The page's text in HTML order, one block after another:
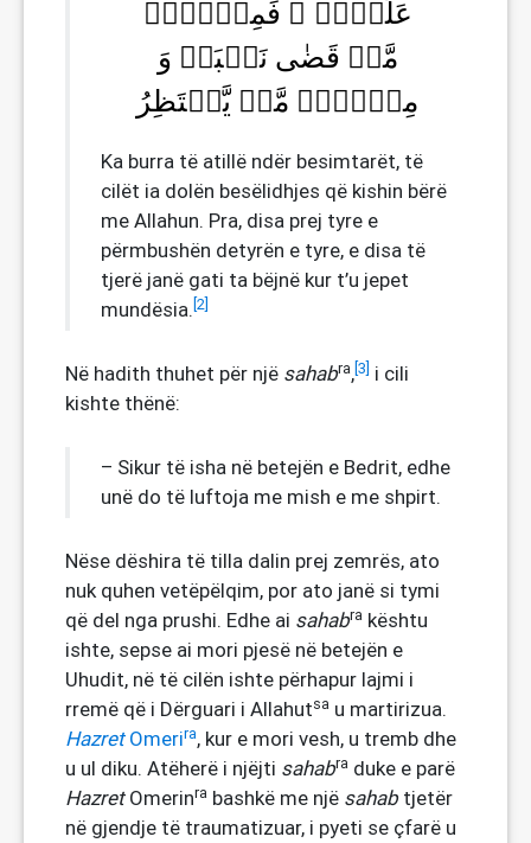
عَلَیۡہِ ۚ فَمِنۡہُمۡ
مَّنۡ قَضٰی نَحۡبَہٗ وَ
مِنۡہُمۡ مَّنۡ یَّنۡتَظِرُ
Ka burra të atillë ndër besimtarët, të
cilët ia dolën besëlidhjes që kishin bërë
me Allahun. Pra, disa prej tyre e
përmbushën detyrën e tyre, e disa të
tjerë janë gati ta bëjnë kur t’u jepet
mundësia.[2]
Në hadith thuhet për një sahabra,[3] i cili
kishte thënë:
– Sikur të isha në betejën e Bedrit, edhe
unë do të luftoja me mish e me shpirt.
Nëse dëshira të tilla dalin prej zemrës, ato
nuk quhen vetëpëlqim, por ato janë si tymi
që del nga prushi. Edhe ai sahabra kështu
ishte, sepse ai mori pjesë në betejën e
Uhudit, në të cilën ishte përhapur lajmi i
rremë që i Dërguari i Allahutsa u martirizua.
HazretOmerira, kur e mori vesh, u tremb dhe
u ul diku. Atëherë i njëjti sahabra duke e parë
HazretOmerinra bashkë me një sahabtjetër
në gjendje të traumatizuar, i pyeti se çfarë u